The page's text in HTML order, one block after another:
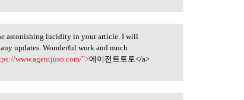
astonishing lucidity in your article. I will
updates. Wonderful work and much
www.agentjuso.com/">에이전트토토</a>